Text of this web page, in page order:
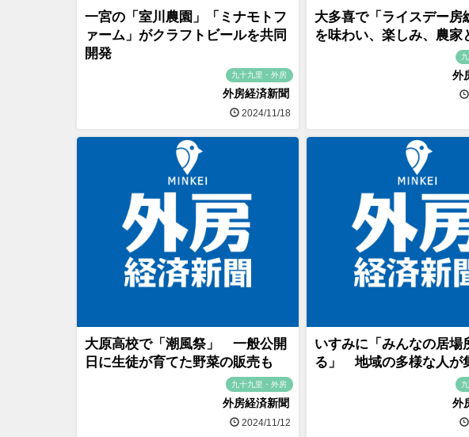
一宮の「室川農園」「ミナモトフ
ァーム」がクラフトビールを共同
開発
九十九里・外房
外房経済新聞
2024/11/18
大多喜で「ライスデー
を味わい、楽しみ、農家
外
大原高校で「潮風祭」 一般公開
日に生徒が育てた野菜の販売も
九十九里・外房
外房経済新聞
2024/11/12
いすみに「みんなの居場
る」 地域の多様な人が
外